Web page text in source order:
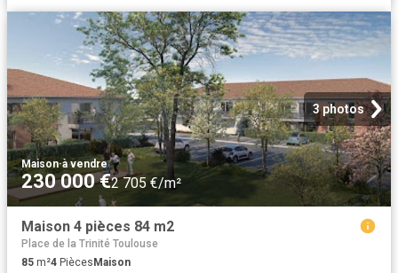
3 photos
Maison·à vendre
230 000 €2 705 €/m²
Maison 4 pièces 84 m2
Place de la Trinité Toulouse
85 m²4 PiècesMaison